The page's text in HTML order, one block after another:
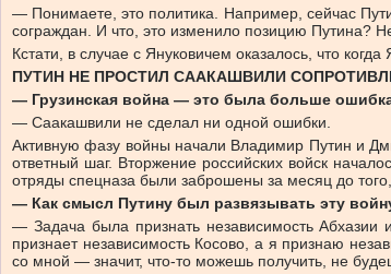
— Понимаете, это политика. Например, сейчас
сограждан. И что, это изменило позицию Путина?
Кстати, в случае с Януковичем оказалось, что
ПУТИН НЕ ПРОСТИЛ СААКАШВИЛИ
— Грузинская война — это была больше
— Саакашвили не сделал ни одной ошибки.
Активную фазу войны начали Владимир Путин и
ответный шаг. Вторжение российских войск
отряды спецназа были заброшены за месяц до
— Как смысл Путину был развязывать эту
— Задача была признать независимость
признает независимость Косово, а я признаю
со мной — значит, что-то можешь получить, не